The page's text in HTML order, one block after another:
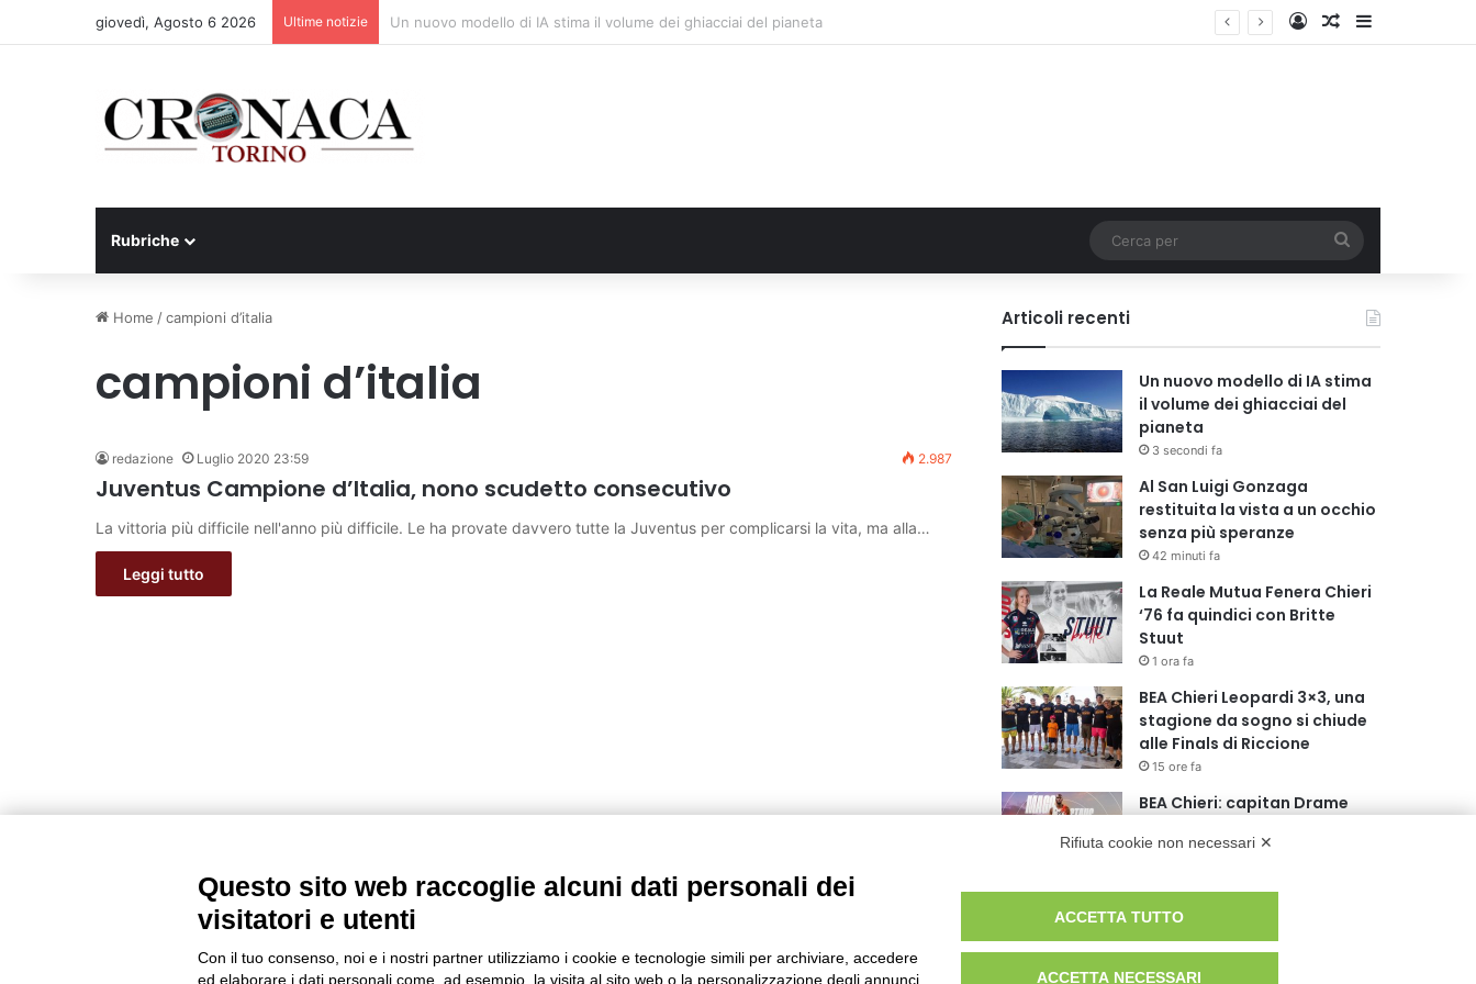
giovedì, Agosto 6 2026 Ultime notizie Al San Luigi Gonzaga restituita la vista a un occhio senza più speranze AccediUn articolo a
Rubriche
per
Home /campioni d’italia
campioni d’italia
redazione Luglio 2020 23:59 2.987
Juventus Campione d’Italia, nono scudetto consecutivo
La vittoria più difficile nell'anno più difficile. Le ha provate davvero tutte la Juventus per complicarsi la vita, ma alla…
Leggi tutto
Articoli recenti
Un nuovo modello di IA stima
il volume dei ghiacciai del
pianeta
3 secondi fa
Al San Luigi Gonzaga
restituita la vista a un occhio
senza più speranze
42 minuti fa
La Reale Mutua Fenera Chieri
‘76 fa quindici con Britte
Stuut
1 ora fa
BEA Chieri Leopardi 3×3, una
stagione da sogno si chiude
alle Finals di Riccione
15 ore fa
BEA Chieri: capitan Drame
16 ore fa
di Viù
Rifiuta cookie non necessari ✕
Questo sito web raccoglie alcuni dati personali dei
visitatori e utenti
Con il tuo consenso, noi e i nostri partner utilizziamo i cookie e tecnologie simili per archiviare, accedere
ed elaborare i dati personali come, ad esempio, la visita al sito web o la personalizzazione degli annunci.
ACCETTA TUTTO
ACCETTA NECESSARI